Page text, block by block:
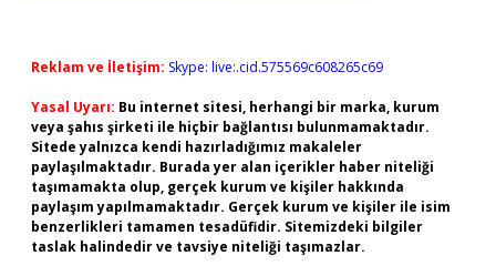
Reklam ve İletişim: Skype: live:.cid.575569c608265c69
Yasal Uyarı: Bu internet sitesi, herhangi bir marka, kurum
veya şahıs şirketi ile hiçbir bağlantısı bulunmamaktadır.
Sitede yalnızca kendi hazırladığımız makaleler
paylaşılmaktadır. Burada yer alan içerikler haber niteliği
taşımamakta olup, gerçek kurum ve kişiler hakkında
paylaşım yapılmamaktadır. Gerçek kurum ve kişiler ile isim
benzerlikleri tamamen tesadüfidir. Sitemizdeki bilgiler
taslak halindedir ve tavsiye niteliği taşımazlar.